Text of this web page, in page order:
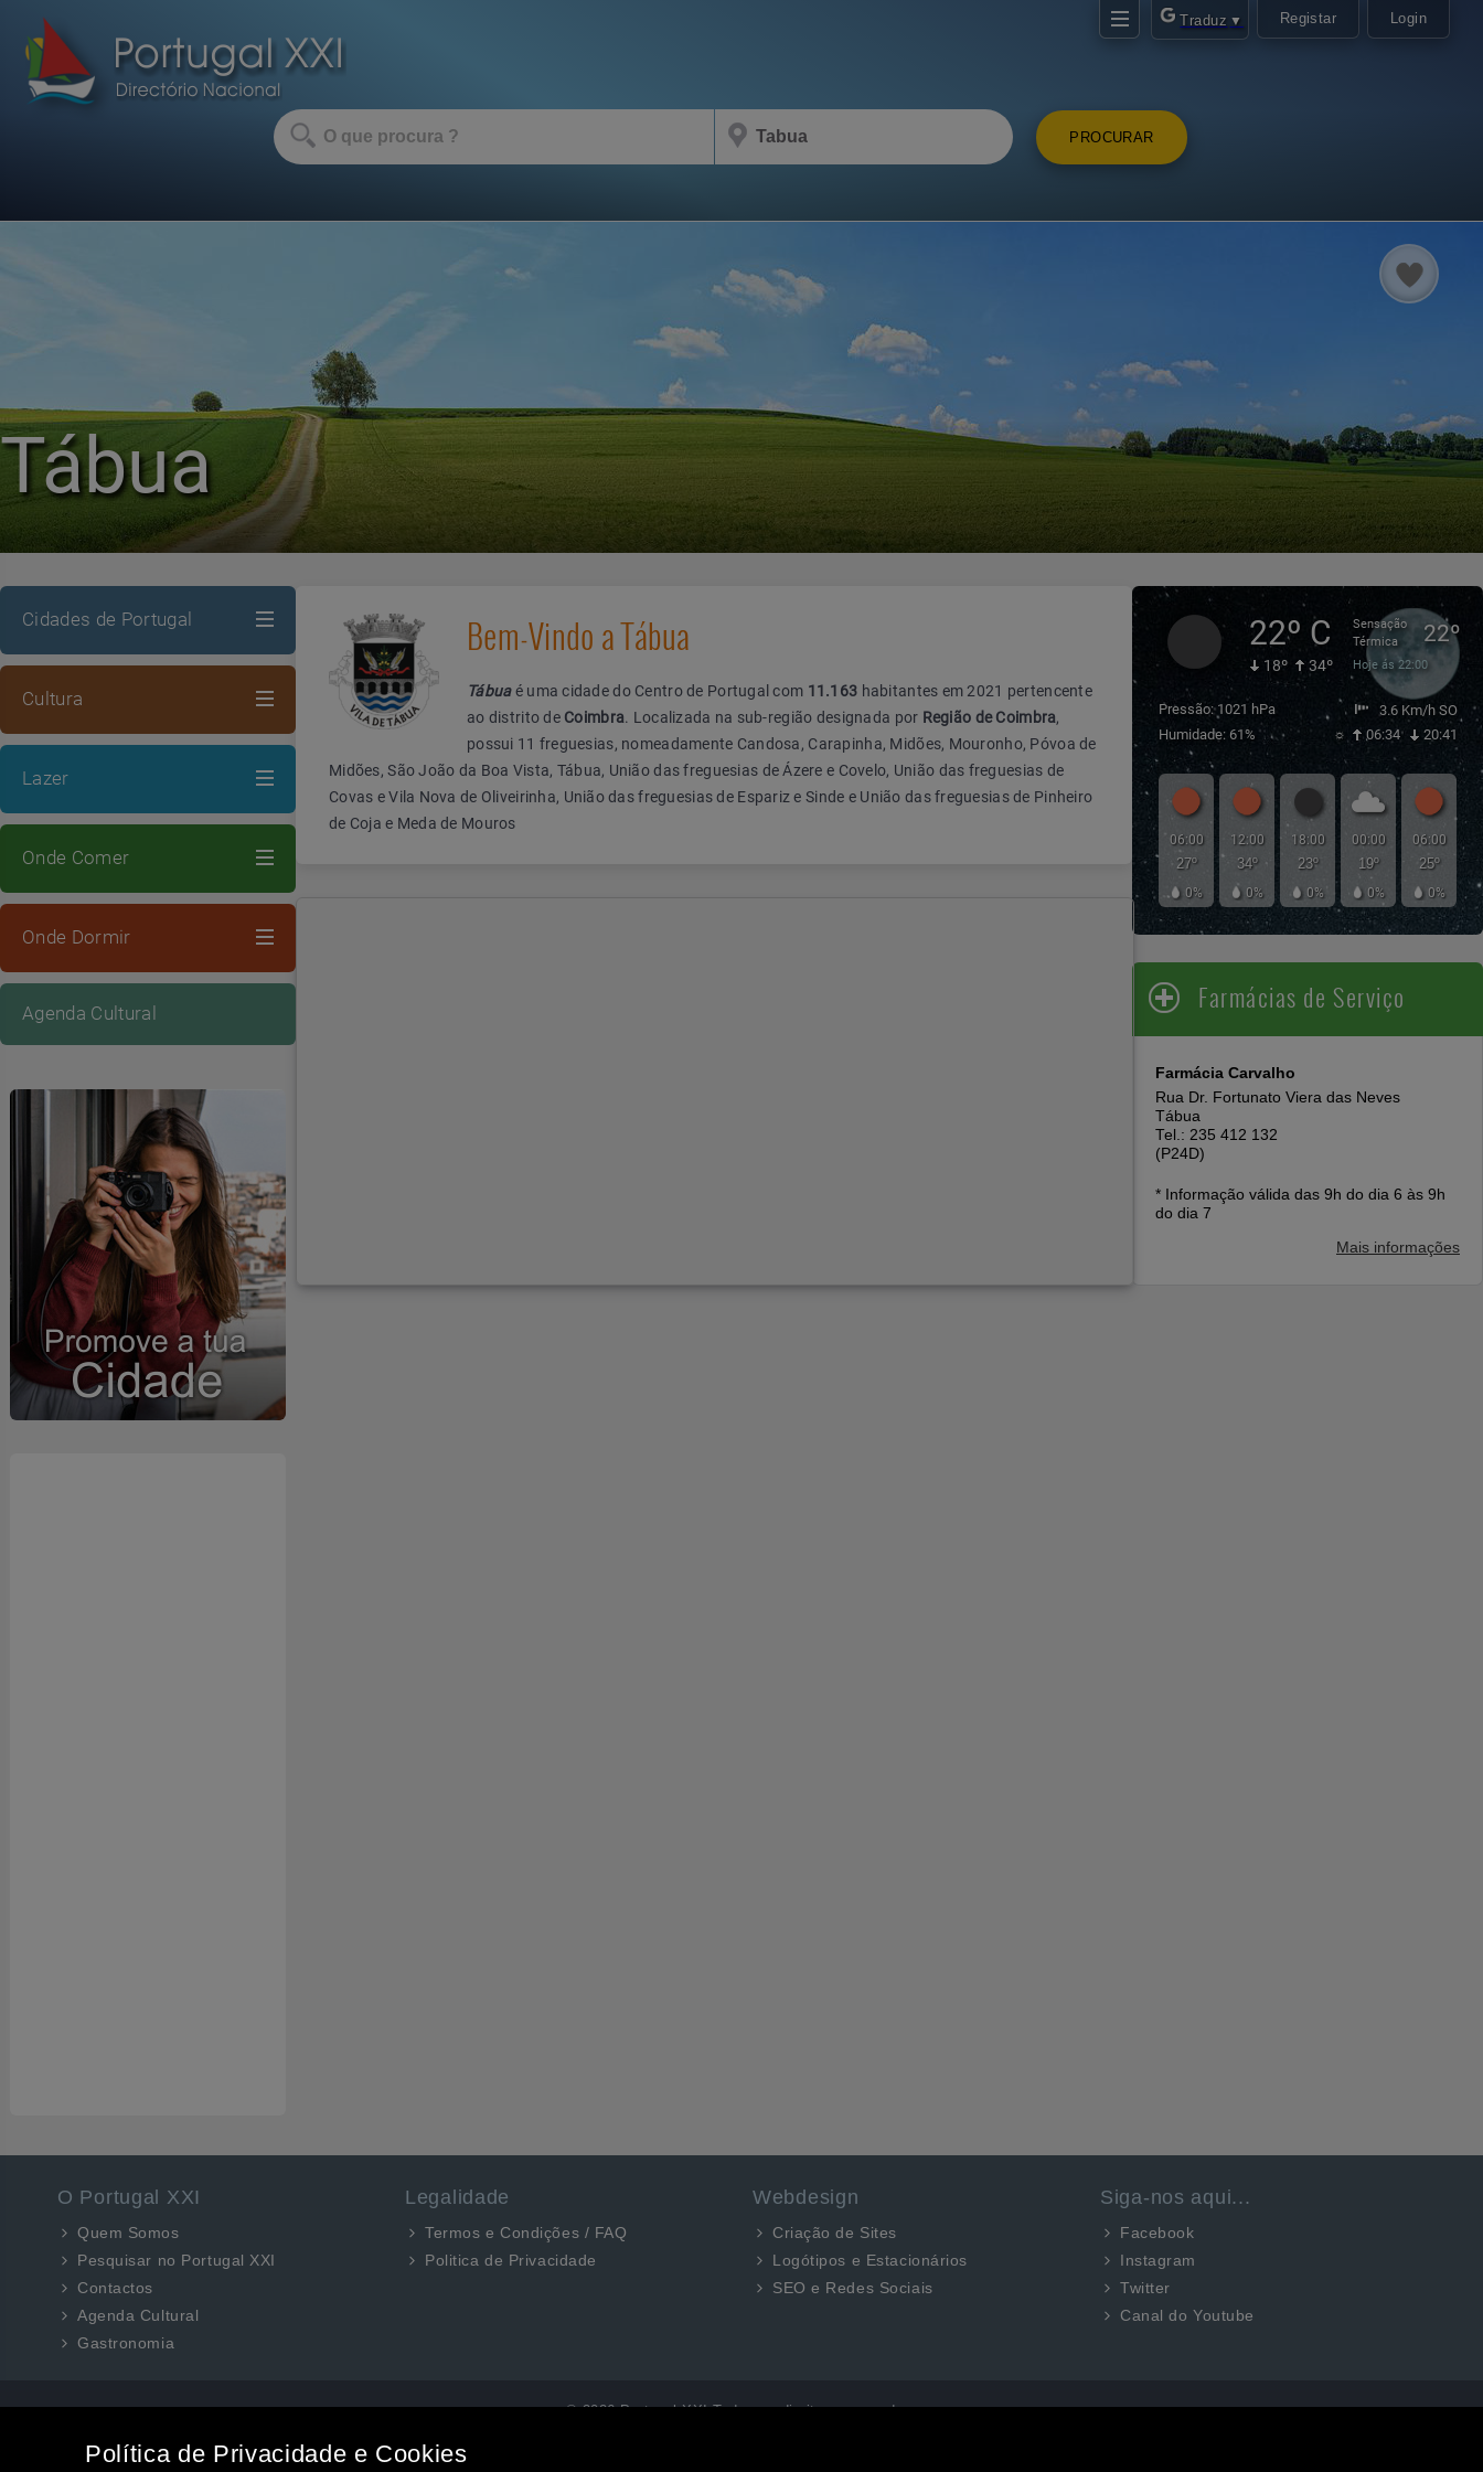
Traduz ▼ Registar Login
PROCURAR
Tábua
Cidades de Portugal
Cultura
Lazer
Onde Comer
Onde Dormir
Agenda Cultural
Bem-Vindo a Tábua
Tábuaé uma cidade do Centro de Portugal com 11.163 habitantes em 2021 pertencente
ao distrito de Coimbra. Localizada na sub-região designada por Região de Coimbra,
possui 11 freguesias, nomeadamente Candosa, Carapinha, Midões, Mouronho, Póvoa de
Midões, São João da Boa Vista, Tábua, União das freguesias de Ázere e Covelo, União das freguesias de
Covas e Vila Nova de Oliveirinha, União das freguesias de Espariz e Sinde e União das freguesias de Pinheiro
de Coja e Meda de Mouros
22º C
18º 34º
Sensação
Térmica
22º
Hoje ás 22:00
Pressão: 1021 hPa
3.6 Km/h SO
Humidade: 61%
☼ 06:34 20:41
06:00
27º
0%
12:00
34º
0%
18:00
23º
0%
00:00
19º
0%
06:00
25º
0%
Farmácias de Serviço
Farmácia Carvalho
Rua Dr. Fortunato Viera das Neves
Tábua
Tel.: 235 412 132
(P24D)
* Informação válida das 9h do dia 6 às 9h
do dia 7
Mais informações
O Portugal XXI
Quem Somos
Pesquisar no Portugal XXI
Contactos
Agenda Cultural
Gastronomia
Legalidade
Termos e Condições / FAQ
Politica de Privacidade
Webdesign
Criação de Sites
Logótipos e Estacionários
SEO e Redes Sociais
Siga-nos aqui...
Facebook
Instagram
Twitter
Canal do Youtube
© 2026 Portugal XXI Todos os direitos reservados.